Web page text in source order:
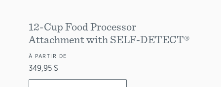
12-Cup Food Processor
Attachment with SELF-DETECT®
À PARTIR DE
349,95 $